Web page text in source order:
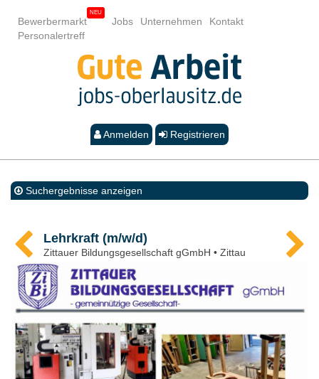
Bewerbermarkt Jobs Unternehmen
Kontakt
Personalertreff
Anmelden Registrieren
Suchergebnisse anzeigen
Lehrkraft (m/w/d)
Zittauer Bildungsgesellschaft gGmbH • Zittau